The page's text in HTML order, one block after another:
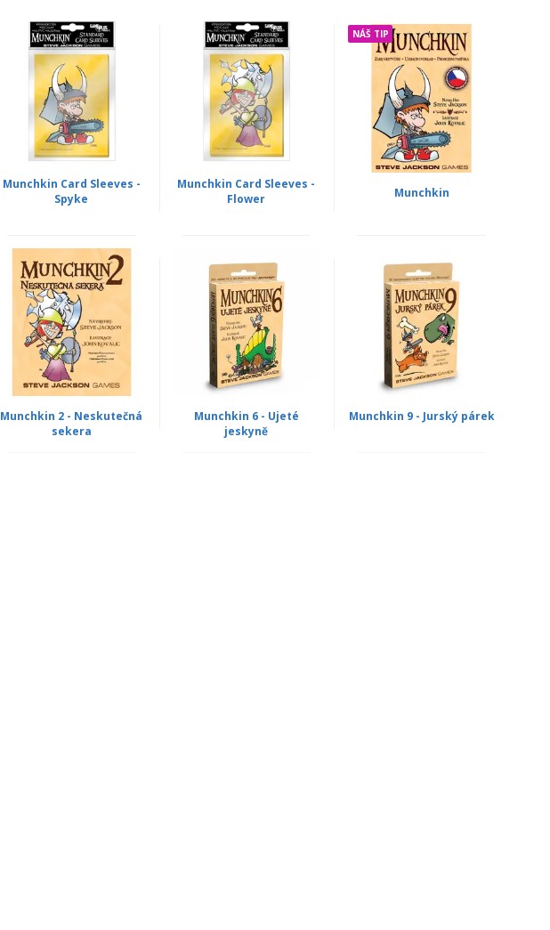
Munchkin Card Sleeves -
Spyke
Munchkin Card Sleeves -
Flower
NÁŠ TIP
Munchkin
Munchkin 2 - Neskutečná
sekera
Munchkin 6 - Ujeté
jeskyně
Munchkin 9 - Jurský párek